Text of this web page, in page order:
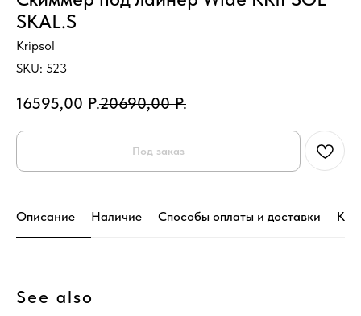
SKAL.S
Kripsol
SKU: 523
16595,00 Р.20690,00 Р.
Под заказ
Описание Наличие Способы оплаты и доставки
See also